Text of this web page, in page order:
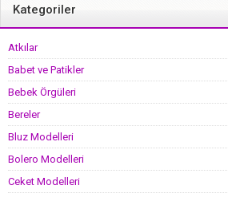
Kategoriler
Atkılar
Babet ve Patikler
Bebek Örgüleri
Bereler
Bluz Modelleri
Bolero Modelleri
Ceket Modelleri